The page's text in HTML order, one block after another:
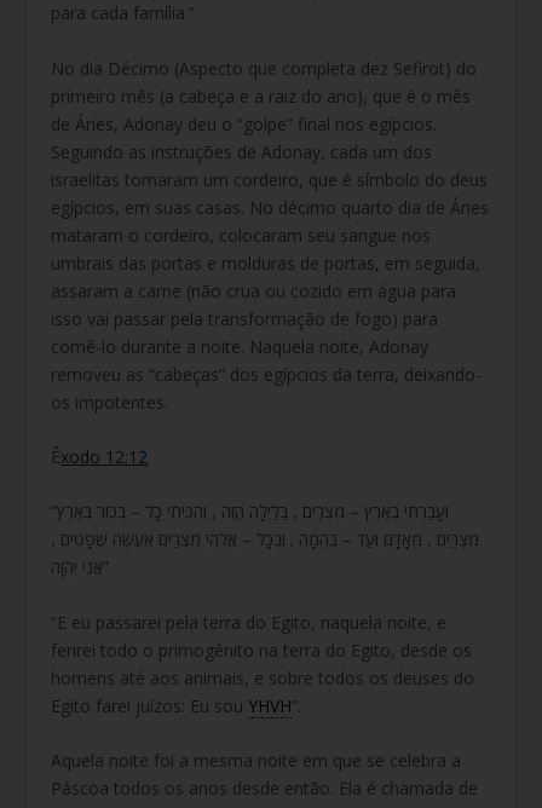
para cada família.”
No dia Décimo (Aspecto que completa dez Sefirot) do
primeiro mês (a cabeça e a raiz do ano), que é o mês
de Áries, Adonay deu o “golpe” final nos egípcios.
Seguindo as instruções de Adonay, cada um dos
israelitas tomaram um cordeiro, que é símbolo do deus
egípcios, em suas casas. No décimo quarto dia de Áries
mataram o cordeiro, colocaram seu sangue nos
umbrais das portas e molduras de portas, em seguida,
assaram a carne (não crua ou cozido em água para
isso vai passar pela transformação de fogo) para
comê-lo durante a noite. Naquela noite, Adonay
removeu as “cabeças” dos egípcios da terra, deixando-
os impotentes.
Êxodo 12:12
“וְעָבַרְתִּי בְאֶרֶץ – מִצְרַיִם , בַּלַּיְלָה הַזֶּה , וְהִכֵּיתִי כָל – בְּכוֹר בְּאֶרֶץ
מִצְרַיִם , מֵאָדָם וְעַד – בְּהֵמָה ; וּבְכָל – אֱלֹהֵי מִצְרַיִם אֶעֱשֶׂה שְׁפָטִים ,
אֲנִי יְהוָה”
“E eu passarei pela terra do Egito, naquela noite, e
ferirei todo o primogênito na terra do Egito, desde os
homens até aos animais, e sobre todos os deuses do
Egito farei juízos: Eu sou YHVH”.
Aquela noite foi a mesma noite em que se celebra a
Páscoa todos os anos desde então. Ela é chamada de